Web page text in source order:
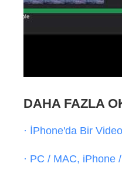
DAHA FAZLA
· İPhone'da Bir Video
· PC / MAC,